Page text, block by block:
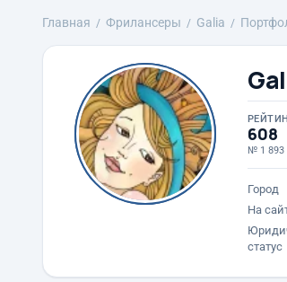
Главная Фрилансеры Galia
608
№ 1 893
Город
На
статус